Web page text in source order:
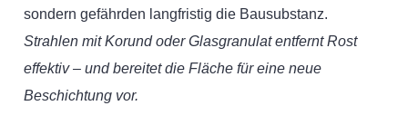
sondern gefährden langfristig die Bausubstanz.
Strahlen mit Korund oder Glasgranulat entfernt Rost
effektiv – und bereitet die Fläche für eine neue
Beschichtung vor.